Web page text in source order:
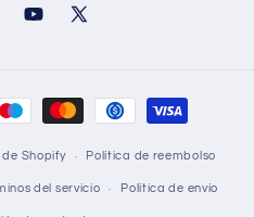
YouTube
X
de Shopify Política de reembolso
del servicio Política de envío